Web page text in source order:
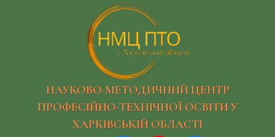
НАУКОВО-МЕТОДИЧНИЙ ЦЕНТР
ПРОФЕСІЙНО-ТЕХНІЧНОЇ ОСВІТИ У
ХАРКІВСЬКІЙ ОБЛАСТІ